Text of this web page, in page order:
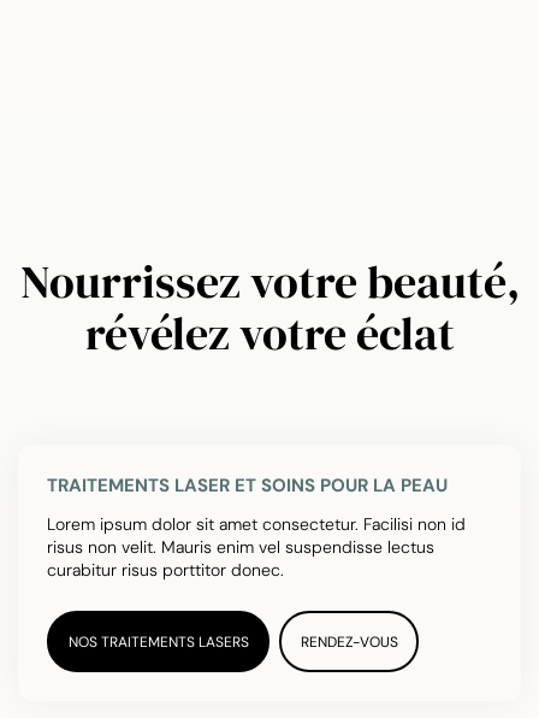
Nourrissez votre beauté,
révélez votre éclat
TRAITEMENTS LASER ET SOINS POUR LA PEAU
Lorem ipsum dolor sit amet consectetur. Facilisi non id
risus non velit. Mauris enim vel suspendisse lectus
curabitur risus porttitor donec.
NOS TRAITEMENTS LASERS RENDEZ-VOUS